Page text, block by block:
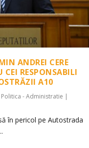
ANDREI CERE
CEI RESPONSABILI
A10
Politica - Administratie |
în pericol pe Autostrada